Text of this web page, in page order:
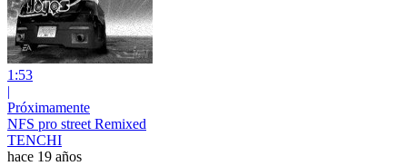
1:53
|
Próximamente
NFS pro street Remixed
TENCHI
hace 19 años